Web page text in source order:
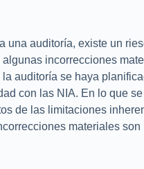
una auditoría, existe un
incorrecciones
auditoría se haya
con las NIA. En lo que
de las limitaciones
materiales son